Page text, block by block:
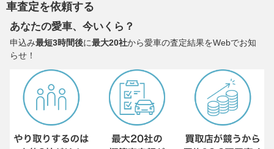
車査定を依頼する
あなたの愛車、今いくら？
申込み最短3時間後に最大20社から愛車の査定結果をWebでお知
らせ！